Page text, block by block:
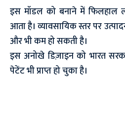
इस मॉडल को बनाने में
आता है। व्यावसायिक स्तर पर
और भी कम हो सकती है।
इस अनोखे डिज़ाइन को भारत
पेटेंट भी प्राप्त हो चुका है।